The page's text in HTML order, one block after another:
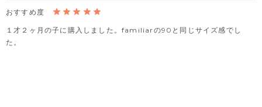
１才２ヶ月の子に購入しました。familiarの90と同じサイズ感でし
た。